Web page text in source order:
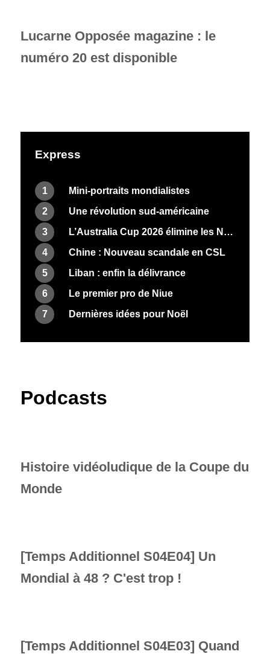
Lucarne Opposée magazine : le
numéro 20 est disponible
Express
1
Mini-portraits mondialistes
2
Une révolution sud-américaine
3
L’Australia Cup 2026 élimine les Néo-Zélandais
4
Chine : Nouveau scandale en CSL
5
Liban : enfin la délivrance
6
Le premier pro de Niue
7
Dernières idées pour Noël
Podcasts
Histoire vidéoludique de la Coupe du
Monde
[Temps Additionnel S04E04] Un
Mondial à 48 ? C'est trop !
[Temps Additionnel S04E03] Quand